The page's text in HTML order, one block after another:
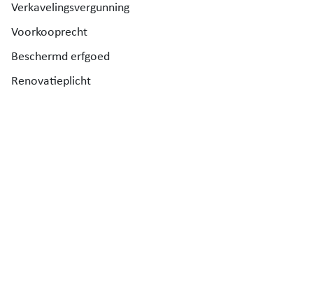
Verkavelingsvergunning
Voorkooprecht
Beschermd erfgoed
Renovatieplicht